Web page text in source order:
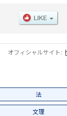
オフィシャルサイト:
法
文理